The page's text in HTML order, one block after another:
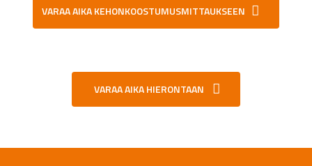
VARAA AIKA KEHONKOOSTUMUSMITTAUKSEEN
VARAA AIKA HIERONTAAN